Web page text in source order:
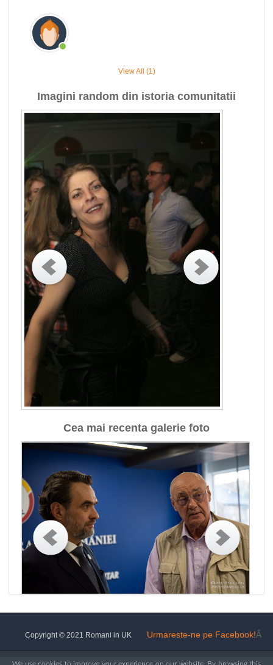
View All (1)
Imagini random din istoria comunitatii
Cea mai recenta galerie foto
Urmareste-ne pe Facebook!Â
Copyright © 2021 Romani in UK